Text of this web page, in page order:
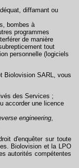
diffamant ou
bombes à
programmes
de manière
tout
personnelle (logiciels
Biolovision SARL, vous
des Services ;
accorder une licence
engineering
d'enquêter sur toute
Biolovision et la LPO
autorités compétentes